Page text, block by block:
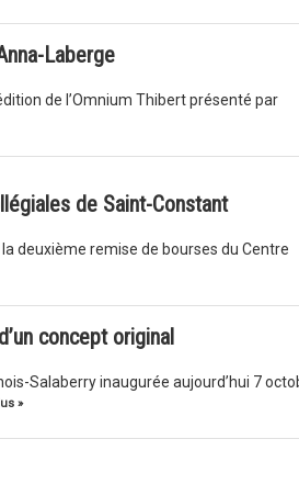
Laberge
de l’Omnium Thibert présenté par
de Saint-Constant
la deuxième remise de bourses du Centre
concept original
Salaberry inaugurée aujourd’hui 7
»